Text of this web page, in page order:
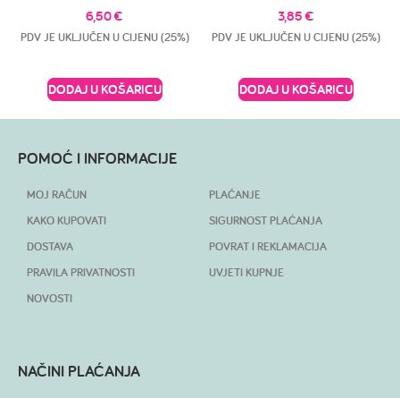
6,50€
PDV JE UKLJUČEN U CIJENU (25%)
DODAJ U KOŠARICU
3,85 €
PDV JE UKLJUČEN U CIJENU (25%)
DODAJ U KOŠARICU
POMOĆ I INFORMACIJE
MOJ RAČUN
KAKO KUPOVATI
DOSTAVA
PRAVILA PRIVATNOSTI
NOVOSTI
PLAĆANJE
SIGURNOST PLAĆANJA
POVRAT I REKLAMACIJA
UVJETI KUPNJE
NAČINI PLAĆANJA